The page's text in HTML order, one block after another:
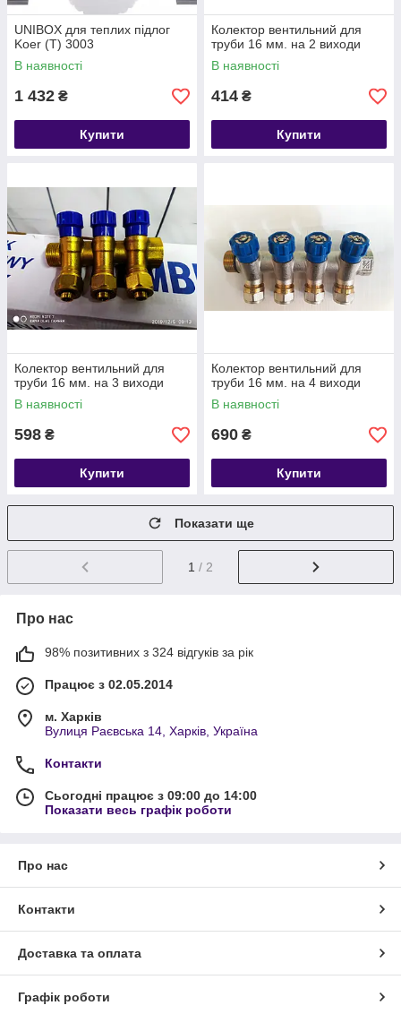
UNIBOX для теплих підлог
Koer (T) 3003
В наявності
1 432 ₴
Купити
Колектор вентильний для
труби 16 мм. на 2 виходи
В наявності
414 ₴
Купити
Колектор вентильний для
труби 16 мм. на 3 виходи
В наявності
598 ₴
Купити
Колектор вентильний для
труби 16 мм. на 4 виходи
В наявності
690 ₴
Купити
Показати ще
1 / 2
Про нас
98% позитивних з 324 відгуків за рік
Працює з 02.05.2014
м. Харків
Вулиця Раєвська 14, Харків, Україна
Контакти
Сьогодні працює з 09:00 до 14:00
Показати весь графік роботи
Про нас
Контакти
Доставка та оплата
Графік роботи